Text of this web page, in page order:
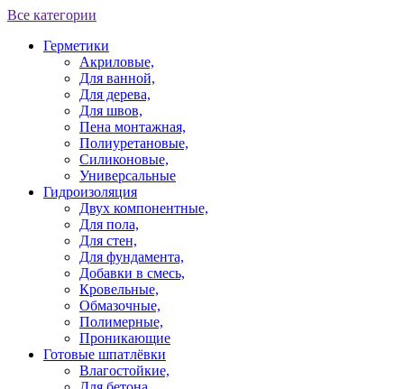
Все категории
Герметики
Акриловые,
Для ванной,
Для дерева,
Для швов,
Пена монтажная,
Полиуретановые,
Силиконовые,
Универсальные
Гидроизоляция
Двух компонентные,
Для пола,
Для стен,
Для фундамента,
Добавки в смесь,
Кровельные,
Обмазочные,
Полимерные,
Проникающие
Готовые шпатлёвки
Влагостойкие,